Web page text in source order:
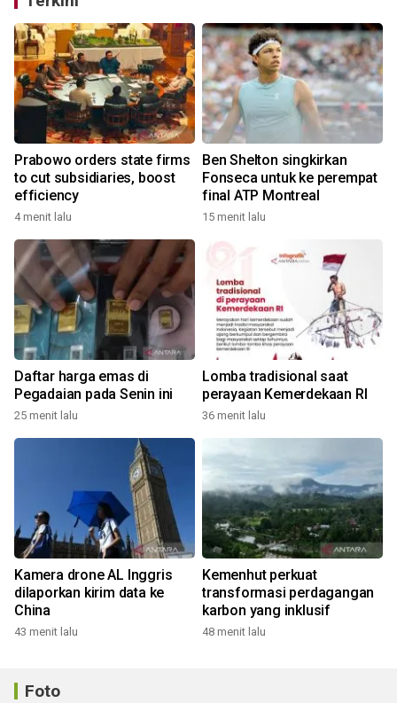
Prabowo orders state firms
to cut subsidiaries, boost
efficiency
4 menit lalu
Ben Shelton singkirkan
Fonseca untuk ke perempat
final ATP Montreal
15 menit lalu
Daftar harga emas di
Pegadaian pada Senin ini
25 menit lalu
Lomba tradisional saat
perayaan Kemerdekaan RI
36 menit lalu
Kamera drone AL Inggris
dilaporkan kirim data ke
China
43 menit lalu
Kemenhut perkuat
transformasi perdagangan
karbon yang inklusif
48 menit lalu
Foto